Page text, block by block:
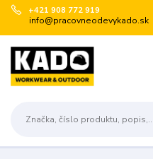
+421 908 772 919
info@pracovneodevykado.sk